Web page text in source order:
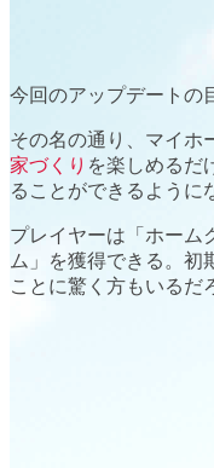
今回のアップデートの
その名の通り、 マイホ
家づくり を楽しめるだ
ることができるように
プレイヤーは「ホーム
ム」を獲得できる。 初
ことに驚く方もいるだ